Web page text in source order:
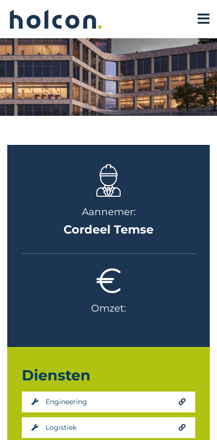
Aannemer:
Cordeel Temse
Omzet:
Diensten
Engineering
Logistiek